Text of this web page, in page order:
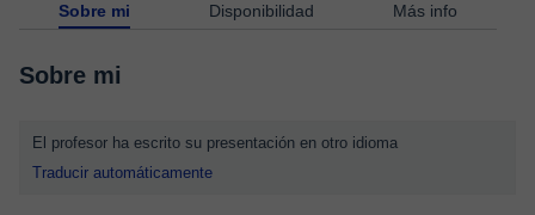
Sobre mi Disponibilidad Más info
Sobre mi
El profesor ha escrito su presentación en otro idioma
Traducir automáticamente